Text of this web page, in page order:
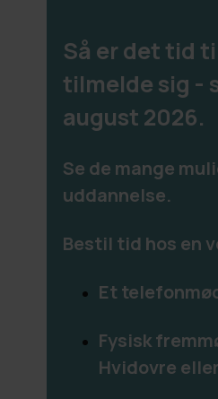
Så er det tid
tilmelde sig -
august 2026.
Se de mange
uddannelse.
Bestil tid hos en
Et
Fysisk
Hvidovre